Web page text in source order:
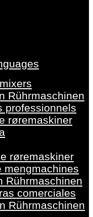
Rührmaschinen
professionnels
røremaskiner
røremaskiner
mengmachines
Rührmaschinen
comerciales
Rührmaschinen